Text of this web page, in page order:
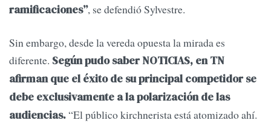
ramificaciones”, se defendió Sylvestre.
Sin embargo, desde la vereda opuesta la mirada es
diferente. Según pudo saber NOTICIAS, en TN
afirman que el éxito de su principal competidor se
debe exclusivamente a la polarización de las
audiencias.“El público kirchnerista está atomizado ahí.